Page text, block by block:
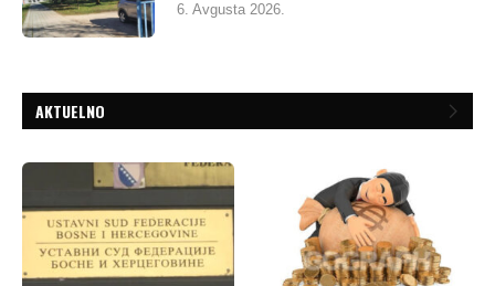
6. Avgusta 2026.
AKTUELNO